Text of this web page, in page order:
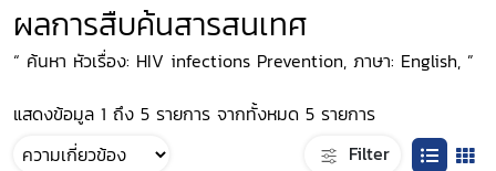
ผลการสืบค้นสารสนเทศ
“ ค้นหา หัวเรื่อง: HIV infections Prevention, ภาษา: English, ”
แสดงข้อมูล 1 ถึง 5 รายการ จากทั้งหมด 5 รายการ
Filter